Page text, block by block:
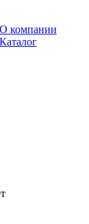
О компании
Каталог